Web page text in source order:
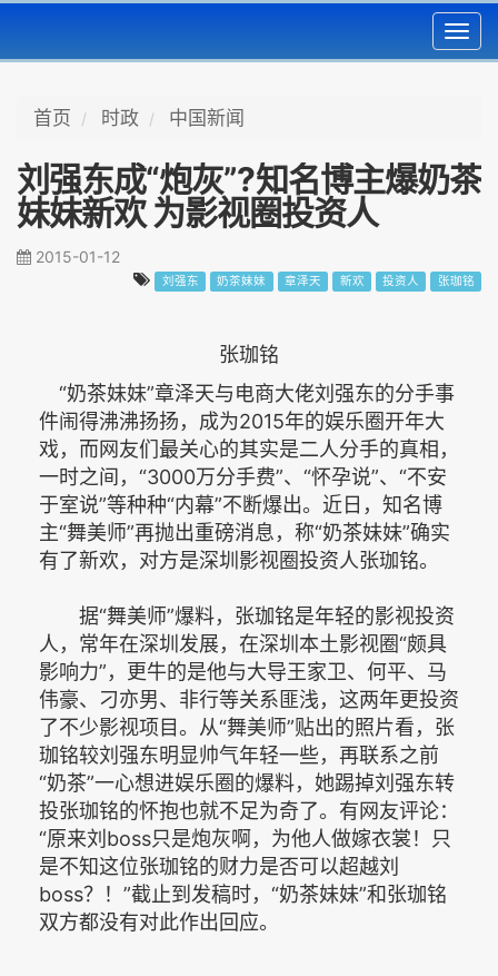
首页 时政 中国新闻
刘强东成“炮灰”?知名博主爆奶茶
妹妹新欢 为影视圈投资人
2015-01-12
刘强东 奶茶妹妹 章泽天 新欢 投资人 张珈铭
张珈铭
“奶茶妹妹”章泽天与电商大佬刘强东的分手事
件闹得沸沸扬扬，成为2015年的娱乐圈开年大
戏，而网友们最关心的其实是二人分手的真相，
一时之间，“3000万分手费”、“怀孕说”、“不安
于室说”等种种“内幕”不断爆出。近日，知名博
主“舞美师”再抛出重磅消息，称“奶茶妹妹”确实
有了新欢，对方是深圳影视圈投资人张珈铭。
据“舞美师”爆料，张珈铭是年轻的影视投资
人，常年在深圳发展，在深圳本土影视圈“颇具
影响力”，更牛的是他与大导王家卫、何平、马
伟豪、刁亦男、非行等关系匪浅，这两年更投资
了不少影视项目。从“舞美师”贴出的照片看，张
珈铭较刘强东明显帅气年轻一些，再联系之前
“奶茶”一心想进娱乐圈的爆料，她踢掉刘强东转
投张珈铭的怀抱也就不足为奇了。有网友评论：
“原来刘boss只是炮灰啊，为他人做嫁衣裳！只
是不知这位张珈铭的财力是否可以超越刘
boss？！”截止到发稿时，“奶茶妹妹”和张珈铭
双方都没有对此作出回应。